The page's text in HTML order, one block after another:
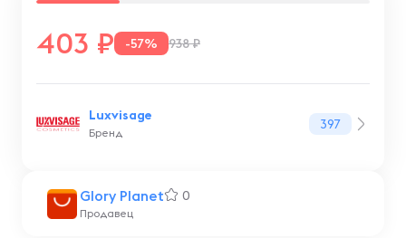
Glory Planet 0
Продавец
403 -57% 938 ₽
Luxvisage
Бренд
397